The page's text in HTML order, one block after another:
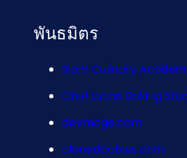
พันธมิตร
Siam Culinary
Chef Lucas Baking
devmage.com
clonedbabies.com